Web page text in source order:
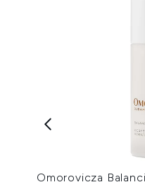
Omorovicza